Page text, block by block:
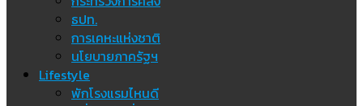
ธปท.
การเคหะแห่งชาติ
นโยบายภาครัฐฯ
Lifestyle
พักโรงแรมไหนดี